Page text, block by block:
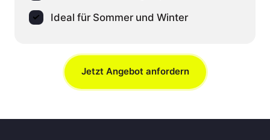
Ideal für Sommer und Winter
Jetzt Angebot anfordern